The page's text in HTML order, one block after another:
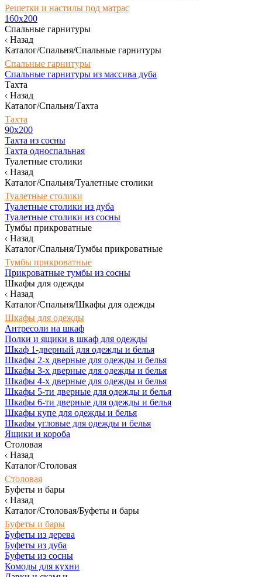
Решетки и настилы под матрас
160х200
Спальные гарнитуры
Назад
Каталог/Спальня/Спальные гарнитуры
Спальные гарнитуры
Спальные гарнитуры из массива дуба
Тахта
Назад
Каталог/Спальня/Тахта
Тахта
90х200
Тахта из сосны
Тахта односпальная
Туалетные столики
Назад
Каталог/Спальня/Туалетные столики
Туалетные столики
Туалетные столики из дуба
Туалетные столики из сосны
Тумбы прикроватные
Назад
Каталог/Спальня/Тумбы прикроватные
Тумбы прикроватные
Прикроватные тумбы из сосны
Шкафы для одежды
Назад
Каталог/Спальня/Шкафы для одежды
Шкафы для одежды
Антресоли на шкаф
Полки и ящики в шкаф для одежды
Шкаф 1-дверный для одежды и белья
Шкафы 2-х дверные для одежды и белья
Шкафы 3-х дверные для одежды и белья
Шкафы 4-х дверные для одежды и белья
Шкафы 5-ти дверные для одежды и белья
Шкафы 6-ти дверные для одежды и белья
Шкафы купе для одежды и белья
Шкафы угловые для одежды и белья
Ящики и короба
Столовая
Назад
Каталог/Столовая
Столовая
Буфеты и бары
Назад
Каталог/Столовая/Буфеты и бары
Буфеты и бары
Буфеты из дерева
Буфеты из дуба
Буфеты из сосны
Комоды для кухни